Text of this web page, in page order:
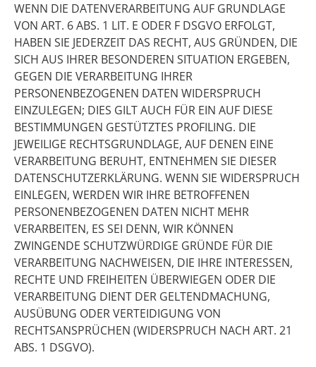
WENN DIE DATENVERARBEITUNG AUF GRUNDLAGE
VON ART. 6 ABS. 1 LIT. E ODER F DSGVO ERFOLGT,
HABEN SIE JEDERZEIT DAS RECHT, AUS GRÜNDEN, DIE
SICH AUS IHRER BESONDEREN SITUATION ERGEBEN,
GEGEN DIE VERARBEITUNG IHRER
PERSONENBEZOGENEN DATEN WIDERSPRUCH
EINZULEGEN; DIES GILT AUCH FÜR EIN AUF DIESE
BESTIMMUNGEN GESTÜTZTES PROFILING. DIE
JEWEILIGE RECHTSGRUNDLAGE, AUF DENEN EINE
VERARBEITUNG BERUHT, ENTNEHMEN SIE DIESER
DATENSCHUTZERKLÄRUNG. WENN SIE WIDERSPRUCH
EINLEGEN, WERDEN WIR IHRE BETROFFENEN
PERSONENBEZOGENEN DATEN NICHT MEHR
VERARBEITEN, ES SEI DENN, WIR KÖNNEN
ZWINGENDE SCHUTZWÜRDIGE GRÜNDE FÜR DIE
VERARBEITUNG NACHWEISEN, DIE IHRE INTERESSEN,
RECHTE UND FREIHEITEN ÜBERWIEGEN ODER DIE
VERARBEITUNG DIENT DER GELTENDMACHUNG,
AUSÜBUNG ODER VERTEIDIGUNG VON
RECHTSANSPRÜCHEN (WIDERSPRUCH NACH ART. 21
ABS. 1 DSGVO).